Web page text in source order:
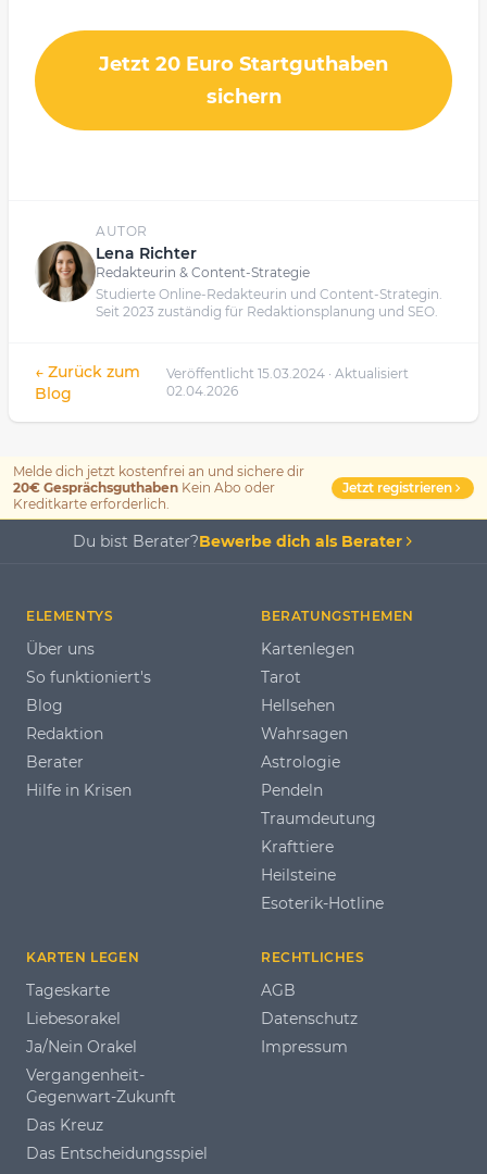
Jetzt 20 Euro Startguthaben
sichern
AUTOR
Lena Richter
Redakteurin & Content-Strategie
Studierte Online-Redakteurin und Content-Strategin.
Seit 2023 zuständig für Redaktionsplanung und SEO.
← Zurück zum
Blog
Veröffentlicht 15.03.2024 · Aktualisiert
02.04.2026
Melde dich jetzt kostenfrei an und sichere dir
20€ Gesprächsguthaben Kein Abo oder
Kreditkarte erforderlich.
Jetzt registrieren
Du bist Berater?Bewerbe dich als Berater
ELEMENTYS
Über uns
So funktioniert's
Blog
Redaktion
Berater
Hilfe in Krisen
BERATUNGSTHEMEN
Kartenlegen
Tarot
Hellsehen
Wahrsagen
Astrologie
Pendeln
Traumdeutung
Krafttiere
Heilsteine
Esoterik-Hotline
KARTEN LEGEN
Tageskarte
Liebesorakel
Ja/Nein Orakel
Vergangenheit-
Gegenwart-Zukunft
Das Kreuz
Das Entscheidungsspiel
RECHTLICHES
AGB
Datenschutz
Impressum